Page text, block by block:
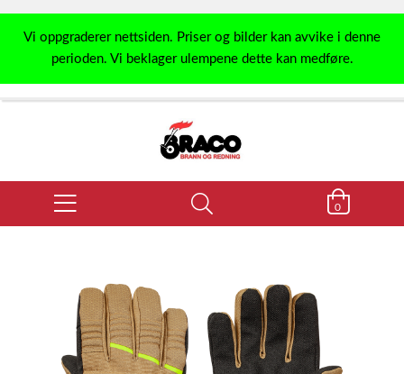
Vi oppgraderer nettsiden. Priser og bilder kan avvike i denne
perioden. Vi beklager ulempene dette kan medføre.
0